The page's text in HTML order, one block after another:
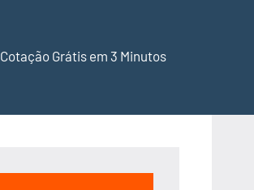
Cotação Grátis em 3 Minutos